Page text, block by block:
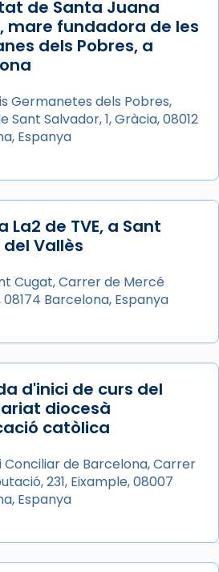
de juliol, ha tingut lloc la
gràcies en agraïment al
de la visita apostòlica
XIV a Barcelona, i als
la Catedral de Barcelona.
el cardenal Joan
la missa i l’ha
auxiliar de Barcelona,
de Barcelona
Juliana i
i màrtirs.
de sant Cugat, a
sorgeix la tradició
(“relatiu a Júlia”) i
a Semprònia =
seves. I l’any 1667, el
Roig, afirma en una obra
de Santa Juana
mare fundadora de les
dels Pobres, a
Germanetes dels Pobres,
Sant Salvador, 1, Gràcia, 08012
Espanya
La2 de TVE, a Sant
Vallès
Cugat, Carrer de Mercé
08174 Barcelona, Espanya
d'inici de curs del
diocesà
catòlica
Conciliar de Barcelona, Carrer
231, Eixample, 08007
Espanya